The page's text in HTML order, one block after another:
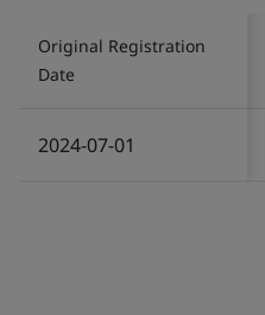
Original Registration
Date
2024-07-01